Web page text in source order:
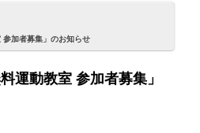
加者募集」のお知らせ
動教室 参加者募集」